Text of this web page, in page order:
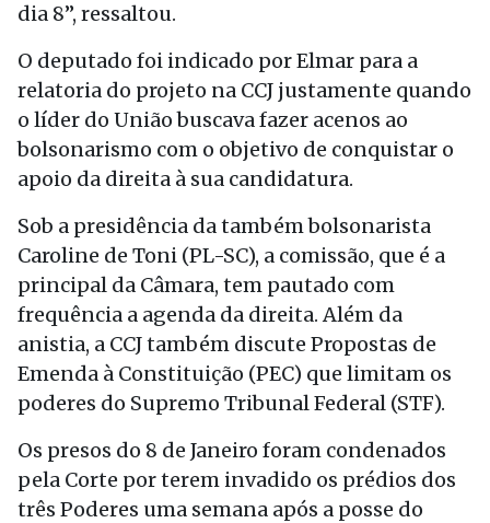
dia 8”, ressaltou.
O deputado foi indicado por Elmar para a
relatoria do projeto na CCJ justamente quando
o líder do União buscava fazer acenos ao
bolsonarismo com o objetivo de conquistar o
apoio da direita à sua candidatura.
Sob a presidência da também bolsonarista
Caroline de Toni (PL-SC), a comissão, que é a
principal da Câmara, tem pautado com
frequência a agenda da direita. Além da
anistia, a CCJ também discute Propostas de
Emenda à Constituição (PEC) que limitam os
poderes do Supremo Tribunal Federal (STF).
Os presos do 8 de Janeiro foram condenados
pela Corte por terem invadido os prédios dos
três Poderes uma semana após a posse do